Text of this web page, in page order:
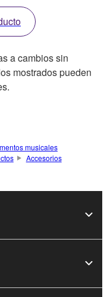
a cambios sin
mostrados pueden
musicales
Accesorios